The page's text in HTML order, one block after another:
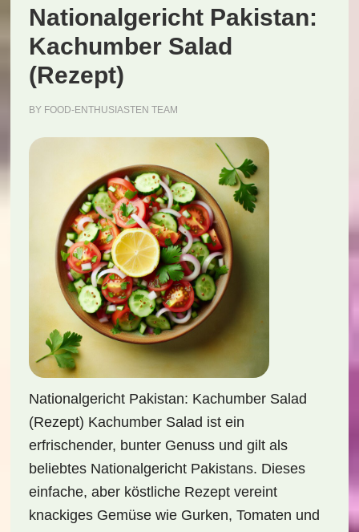
Nationalgericht Pakistan:
Kachumber Salad
(Rezept)
BY FOOD-ENTHUSIASTEN TEAM
Nationalgericht Pakistan: Kachumber Salad
(Rezept) Kachumber Salad ist ein
erfrischender, bunter Genuss und gilt als
beliebtes Nationalgericht Pakistans. Dieses
einfache, aber köstliche Rezept vereint
knackiges Gemüse wie Gurken, Tomaten und